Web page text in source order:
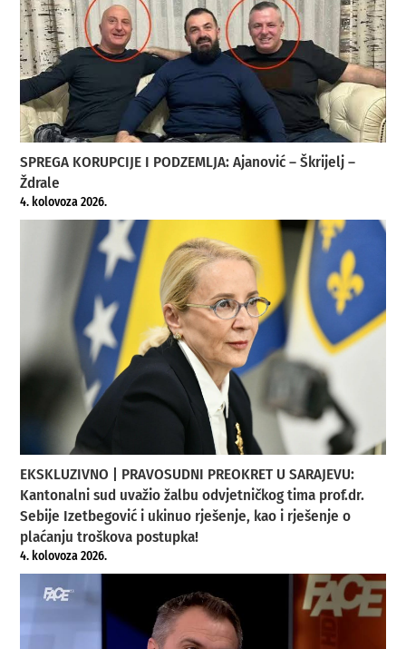
SPREGA KORUPCIJE I PODZEMLJA: Ajanović – Škrijelj –
Ždrale
4. kolovoza 2026.
EKSKLUZIVNO | PRAVOSUDNI PREOKRET U SARAJEVU:
Kantonalni sud uvažio žalbu odvjetničkog tima prof.dr.
Sebije Izetbegović i ukinuo rješenje, kao i rješenje o
plaćanju troškova postupka!
4. kolovoza 2026.